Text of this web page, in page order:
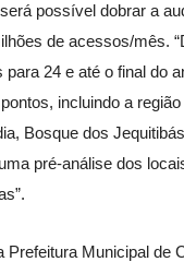
possível dobrar a
de acessos/mês.
24 e até o final do
incluindo a
Bosque dos
pré-análise dos
Prefeitura Municipal de